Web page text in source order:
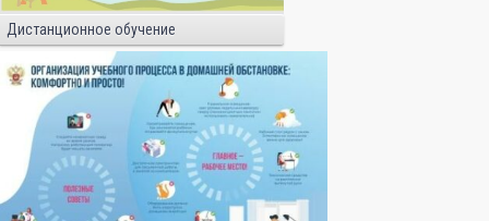
Дистанционное обучение